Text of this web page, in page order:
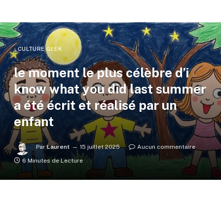
CULTURE GEEK
le moment le plus célèbre d’i
know what you did last summer
a été écrit et réalisé par un
enfant
Par Laurent 15 juillet 2025
Aucun commentaire
6 Minutes de Lecture